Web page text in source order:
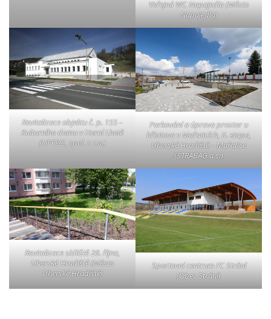
Veřejná WC Napajedla (Město
Napajedla)
Revitalizace objektu č. p. 155 –
Kulturního domu v Horní Lhotě
(UPOSS, spol. s r.o.)
Parkování a úprava prostor u
hřbitova v Mařaticích, II. etapa,
Uherské Hradiště – Mařatice
(STRABAG a.s.)
Revitalizace sídliště 28. října,
Uherské Hradiště (Město
Uherské Hradiště)
Sportovní centrum FC Strání
(Obec Strání)